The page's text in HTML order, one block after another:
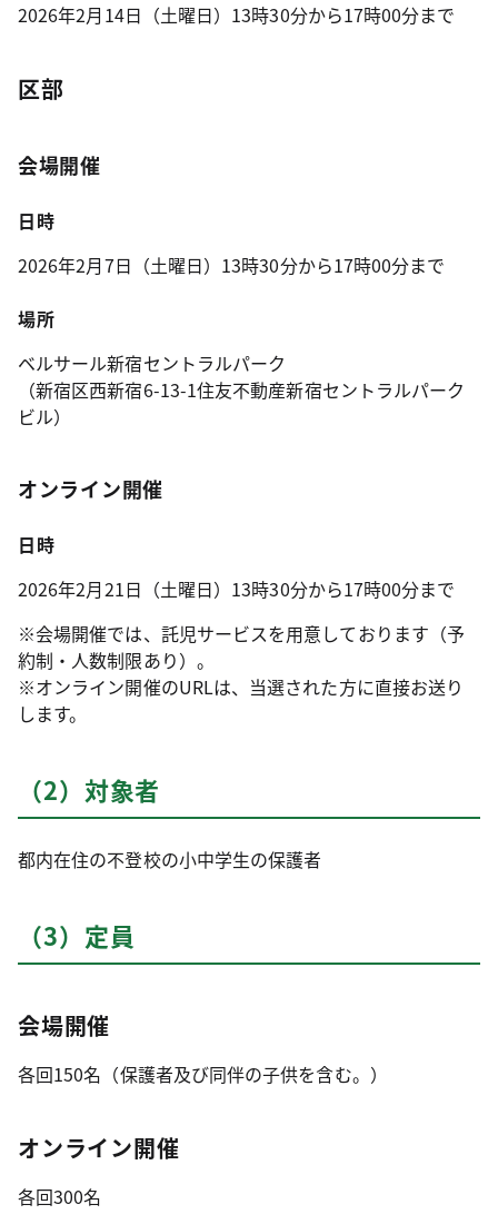
2026年2月14日（土曜日）13時30分から17時00分まで
区部
会場開催
日時
2026年2月7日（土曜日）13時30分から17時00分まで
場所
ベルサール新宿セントラルパーク
（新宿区西新宿6-13-1住友不動産新宿セントラルパーク
ビル）
オンライン開催
日時
2026年2月21日（土曜日）13時30分から17時00分まで
※会場開催では、託児サービスを用意しております（予
約制・人数制限あり）。
※オンライン開催のURLは、当選された方に直接お送り
します。
（2）対象者
都内在住の不登校の小中学生の保護者
（3）定員
会場開催
各回150名（保護者及び同伴の子供を含む。）
オンライン開催
各回300名